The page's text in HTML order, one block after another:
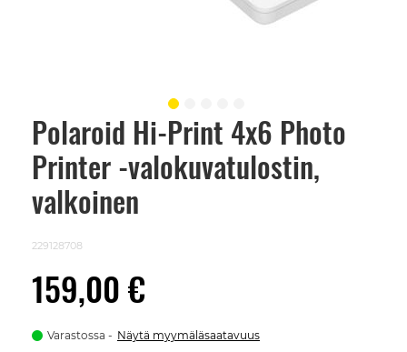
Polaroid Hi-Print 4x6 Photo
Printer -valokuvatulostin,
valkoinen
229128708
159,00 €
Varastossa Näytä myymäläsaatavuus
Skip
beginning
images